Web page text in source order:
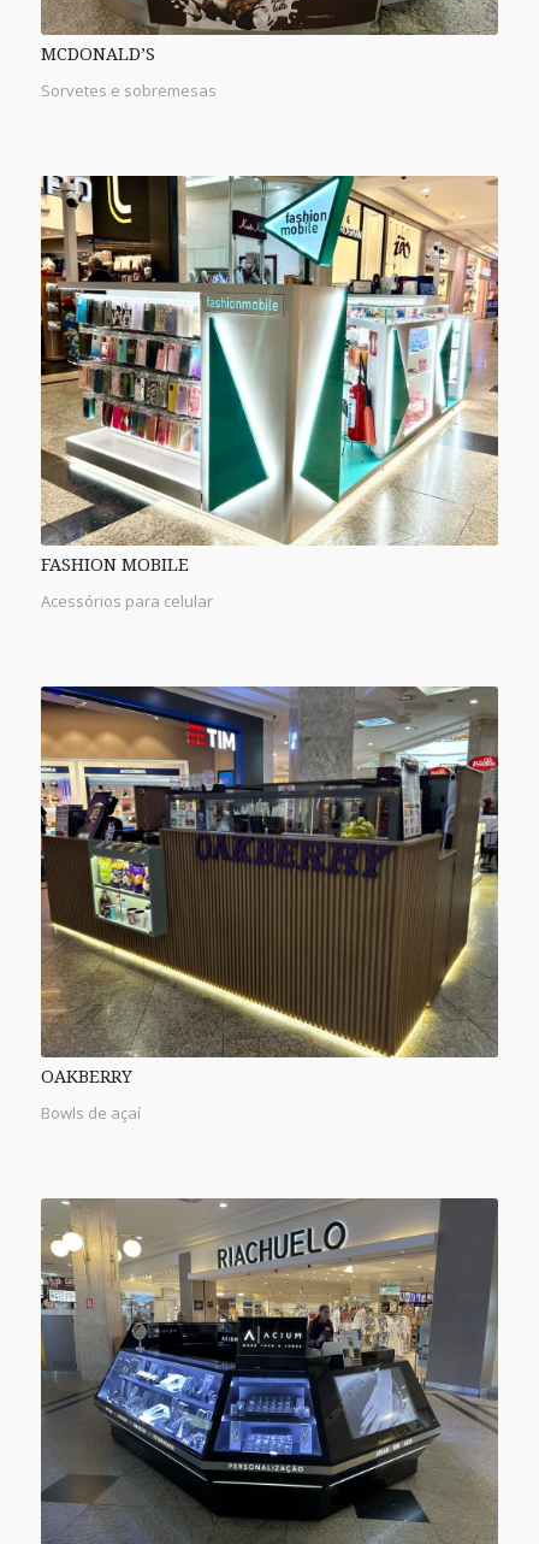
MCDONALD’S
Sorvetes e sobremesas
FASHION MOBILE
Acessórios para celular
OAKBERRY
Bowls de açaí